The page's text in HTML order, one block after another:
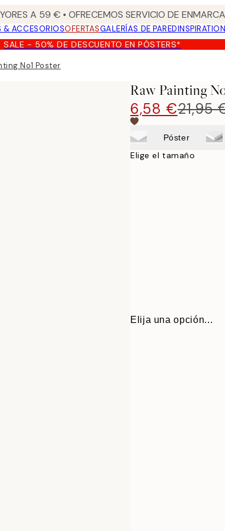
A 59 € • OFRECEMOS SERVICIO DE
& ACCESORIOSOFERTASGALERÍAS DE PARED
SALE - 50% DE DESCUENTO EN PÓSTERS*
No1 Poster
Raw Painting
6,58 €21,95
Póster
Elige el tamaño
Elija una opción...